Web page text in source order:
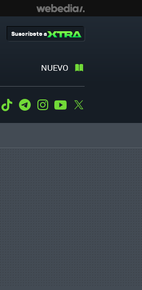
NUEVO
Suscríbete a
WhatsApp
Tiktok TelegramInstagramYoutube